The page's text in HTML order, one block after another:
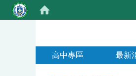
高中專區 最新